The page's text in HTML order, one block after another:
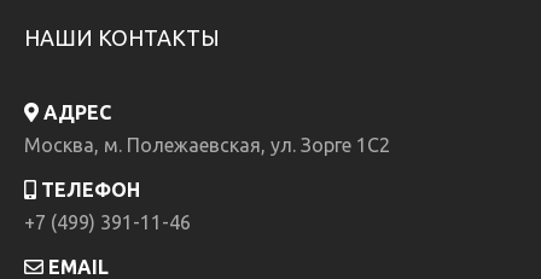
НАШИ КОНТАКТЫ
АДРЕС
Москва, м. Полежаевская, ул. Зорге 1C2
ТЕЛЕФОН
+7 (499) 391-11-46
EMAIL